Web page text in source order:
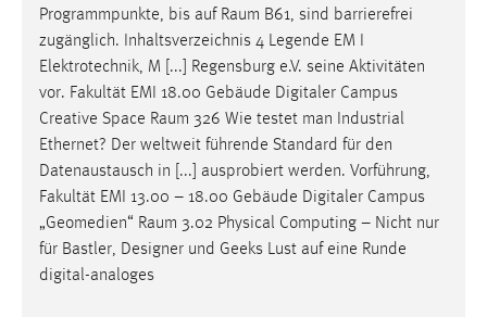
Programmpunkte, bis auf Raum B61, sind barrierefrei
zugänglich. Inhaltsverzeichnis 4 Legende EM I
Elektrotechnik, M [...] Regensburg e.V. seine Aktivitäten
vor. Fakultät EMI 18.00 Gebäude Digitaler Campus
Creative Space Raum 326 Wie testet man Industrial
Ethernet? Der weltweit führende Standard für den
Datenaustausch in [...] ausprobiert werden. Vorführung,
Fakultät EMI 13.00 – 18.00 Gebäude Digitaler Campus
„Geomedien“ Raum 3.02 Physical Computing – Nicht nur
für Bastler, Designer und Geeks Lust auf eine Runde
digital-analoges